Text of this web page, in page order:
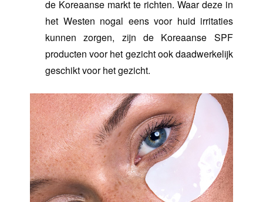
de Koreaanse markt te richten. Waar deze in
het Westen nogal eens voor huid irritaties
kunnen zorgen, zijn de Koreaanse SPF
producten voor het gezicht ook daadwerkelijk
geschikt voor het gezicht.